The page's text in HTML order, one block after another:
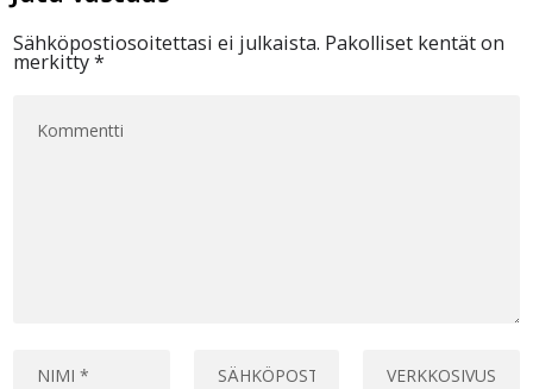
Sähköpostiosoitettasi ei julkaista. Pakolliset kentät on
merkitty*